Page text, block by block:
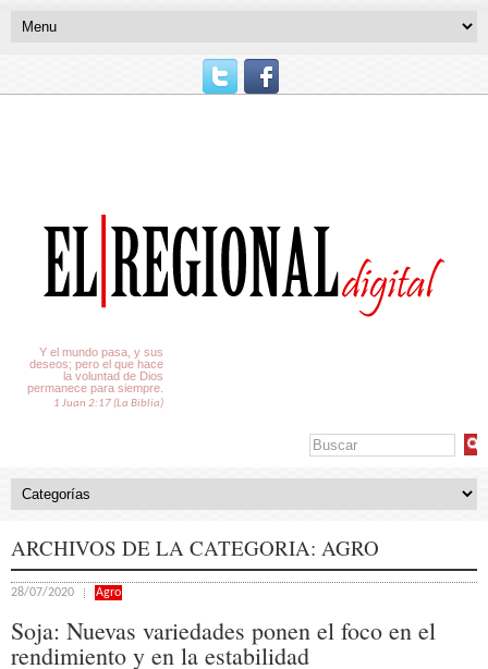
Y el mundo pasa, y sus
deseos; pero el que hace
la voluntad de Dios
permanece para siempre.
1 Juan 2:17 (La Biblia)
ARCHIVOS DE LA CATEGORIA: AGRO
28/07/2020 Agro
Soja: Nuevas variedades ponen el foco en el
rendimiento y en la estabilidad